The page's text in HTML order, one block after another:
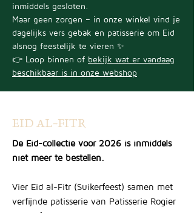
inmiddels gesloten.
Maar geen zorgen – in onze winkel vind je
dagelijks vers gebak en patisserie om Eid
alsnog feestelijk te vieren ✨
👉 Loop binnen of bekijk wat er vandaag
beschikbaar is in onze webshop
EID AL-FITR
De Eid-collectie voor 2026 is inmiddels
niet meer te bestellen.
Vier Eid al-Fitr (Suikerfeest) samen met
verfijnde patisserie van Patisserie Rogier